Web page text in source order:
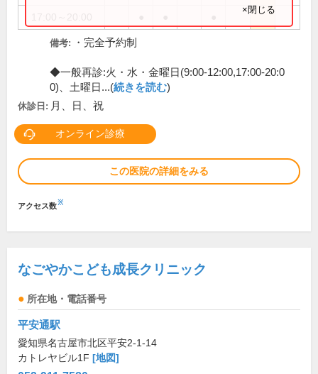
×閉じる
備考: ・完全予約制
◆一般再診:火・水・金曜日(9:00-12:00,17:00-20:0
0)、土曜日...(続きを読む)
休診日: 月、日、祝
オンライン診療
この医院の詳細をみる
アクセス数※
なごやかこども成長クリニック
所在地・電話番号
平安通駅
愛知県名古屋市北区平安2-1-14
カトレヤビル1F [地図]